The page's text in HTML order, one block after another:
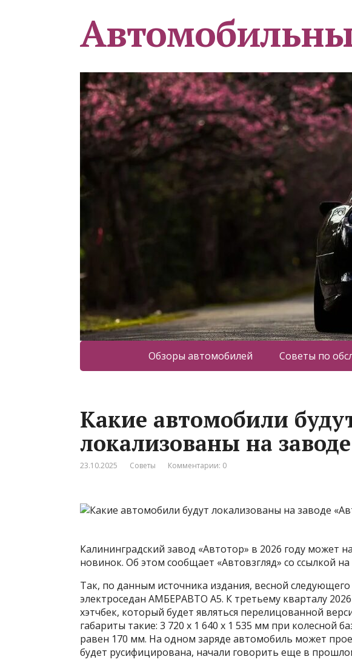
Обзоры автомобилей Советы по
Какие автомобили
локализованы на
23.10.2025 Советы Комментарии: 0
Калининградский завод «Автотор» в 2026 году может
новинок. Об этом сообщает «Автовзгляд» со ссылкой
Так, по данным источника издания, весной
электроседан АМБЕРАВТО А5. К третьему кварталу
хэтчбек, который будет являться перелицованной
габариты такие: 3 720 х 1 640 х 1 535 мм при колесной
равен 170 мм. На одном заряде автомобиль может
будет русифицирована, начали говорить еще в